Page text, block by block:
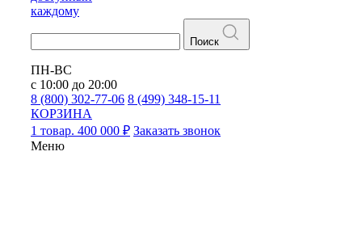
каждому
Поиск
ПН-ВС
с 10:00 до 20:00
8 (800) 302-77-06 8 (499) 348-15-11
КОРЗИНА
1 товар. 400 000 ₽ Заказать звонок
Меню